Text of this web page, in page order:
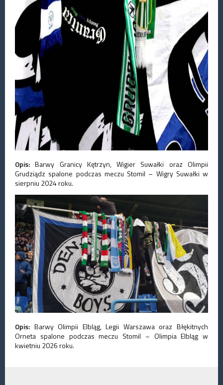
Opis:Barwy Granicy Kętrzyn, Wigier Suwałki oraz Olimpii
Grudziądz spalone podczas meczu Stomil – Wigry Suwałki w
sierpniu 2024 roku.
Opis: Barwy Olimpii Elbląg, Legii Warszawa oraz Błękitnych
Orneta spalone podczas meczu Stomil – Olimpia Elbląg w
kwietniu 2026 roku.